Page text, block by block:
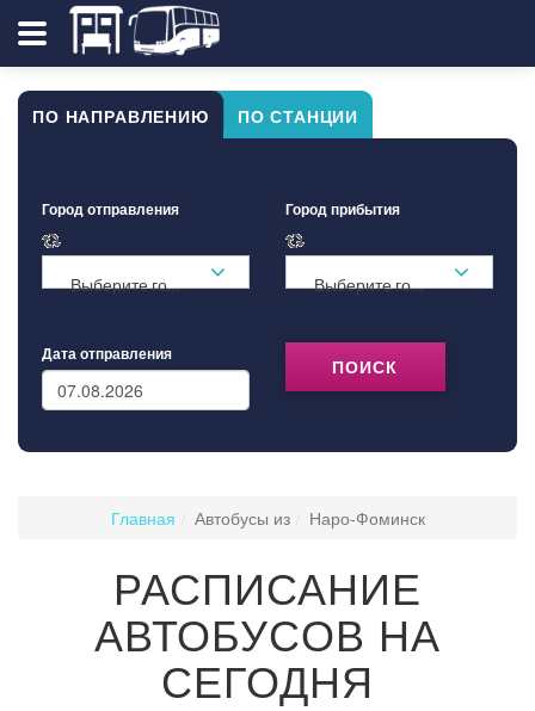
ПО НАПРАВЛЕНИЮ ПО СТАНЦИИ
Город отправления
Выберите город ...
Город прибытия
Выберите город ...
Дата отправления
ПОИСК
Главная Автобусы из Наро-Фоминск
РАСПИСАНИЕ
АВТОБУСОВ НА
СЕГОДНЯ